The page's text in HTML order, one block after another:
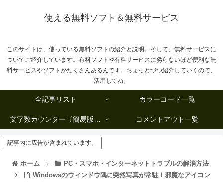
使える無料ソフト＆無料サービス
このサイトは、使っている無料ソフトの紹介と説明。そして、無料サービスに
ついてご紹介しています。有料ソフトや有料サービスに劣らないほど便利な無
料サービスやソフトがたくさんあるんです。ちょっとづつ紹介していくので、
活用してね。
全記事リスト カラーコード一覧
文字数カウンター〔簡易版複数行タイプ〕 コメントアウト一覧
記事内に広告が含まれています。
ホーム
PC・スマホ・インターネットトラブルの解消方法
Windowsのウィンドウ隅に突然写真が常駐！邪魔なアイコン